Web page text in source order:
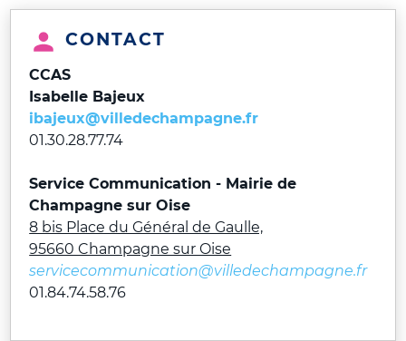
CONTACT
CCAS
Isabelle Bajeux
ibajeux@villedechampagne.fr
01.30.28.77.74
Service Communication - Mairie de
Champagne sur Oise
8 bis Place du Général de Gaulle,
95660 Champagne sur Oise
servicecommunication@villedechampagne.fr
01.84.74.58.76